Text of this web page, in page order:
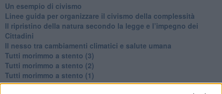
​Un esempio di civismo
​Linee guida per organizzare il civismo della complessità
​Il ripristino della natura secondo la legge e l’impegno dei
Cittadini
Il nesso tra cambiamenti climatici e salute umana
Tutti morimmo a stento (3)
Tutti morimmo a stento (2)
​Tutti morimmo a stento (1)
IL CORRIDOIO BLU il resoconto del convegno